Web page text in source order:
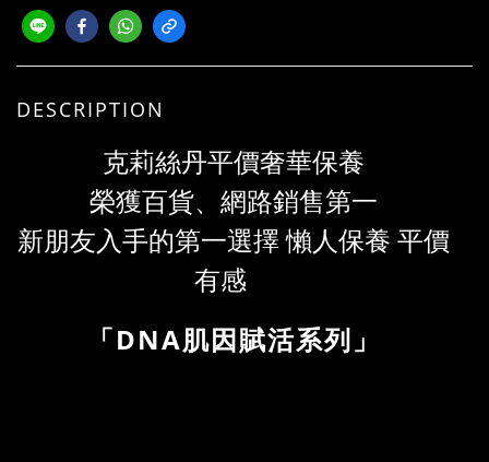
DESCRIPTION
克莉絲丹平價奢華保養
榮獲百貨、網路銷售第一
新朋友入手的第一選擇 懶人保養 平價
有感
「DNA肌因賦活系列」